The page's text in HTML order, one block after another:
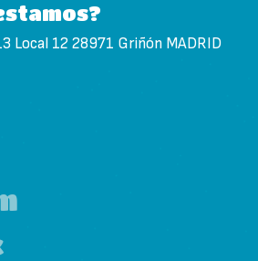
Local 12 28971 Griñón MADRID